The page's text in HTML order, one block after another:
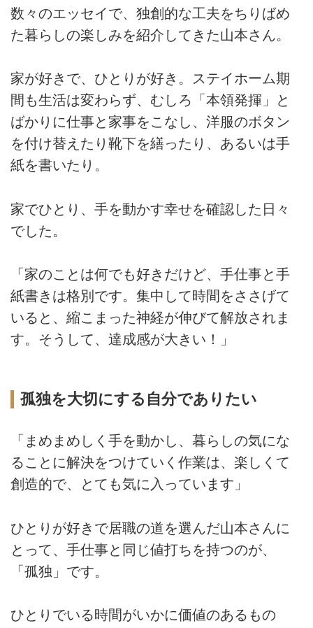
数々のエッセイで、独創的な工夫をちりばめ
た暮らしの楽しみを紹介してきた山本さん。
家が好きで、ひとりが好き。ステイホーム期
間も生活は変わらず、むしろ「本領発揮」と
ばかりに仕事と家事をこなし、洋服のボタン
を付け替えたり靴下を繕ったり、あるいは手
紙を書いたり。
家でひとり、手を動かす幸せを確認した日々
でした。
「家のことは何でも好きだけど、手仕事と手
紙書きは格別です。集中して時間をささげて
いると、縮こまった神経が伸びて解放されま
す。そうして、達成感が大きい！」
孤独を大切にする自分でありたい
「まめまめしく手を動かし、暮らしの気にな
ることに解決をつけていく作業は、楽しくて
創造的で、とても気に入っています」
ひとりが好きで居職の道を選んだ山本さんに
とって、手仕事と同じ値打ちを持つのが、
「孤独」です。
ひとりでいる時間がいかに価値のあるもの